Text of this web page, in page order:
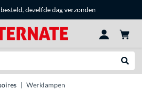
dezelfde dag verzonden
Werklampen